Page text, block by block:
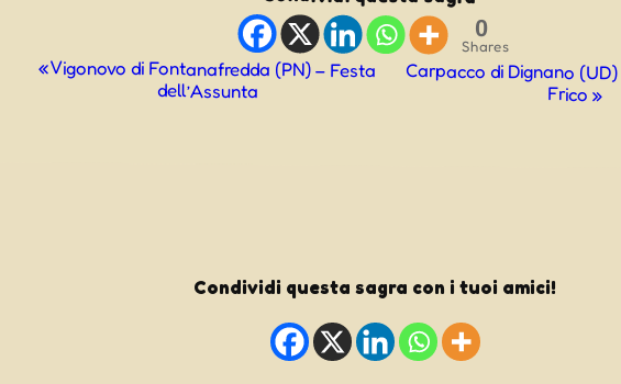
0
Shares
Evento
«Vigonovo di Fontanafredda (PN) – Festa
dell’Assunta
Carpacco di Dignano
Frico»
Condividi questa sagra con i tuoi amici!